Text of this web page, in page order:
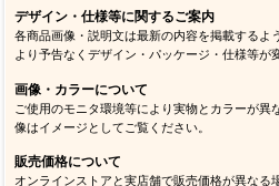
デザイン・仕様等に関するご案内
各商品画像・説明文は最新の内容を掲載するよ
より予告なくデザイン・パッケージ・仕様等が
画像・カラーについて
ご使用のモニタ環境等により実物とカラーが異
像はイメージとしてご覧ください。
販売価格について
オンラインストアと実店舗で販売価格が異なる